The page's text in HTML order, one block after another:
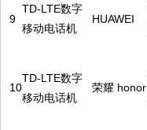
9
TD-LTE数字
移动电话机
HUAWEI
10
TD-LTE数字
移动电话机
荣耀 honor